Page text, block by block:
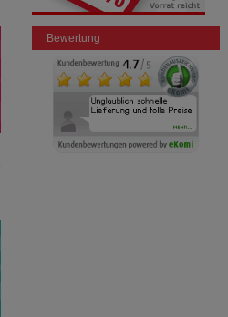
Bewertung